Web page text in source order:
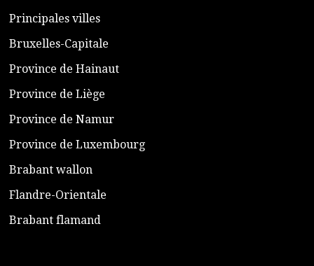
​Principales villes
​Bruxelles-Capitale
​Province de Hainaut
Province de Liège
​Province de Namur
​Province de Luxembourg
​Brabant wallon
​Flandre-Orientale
​Brabant flamand